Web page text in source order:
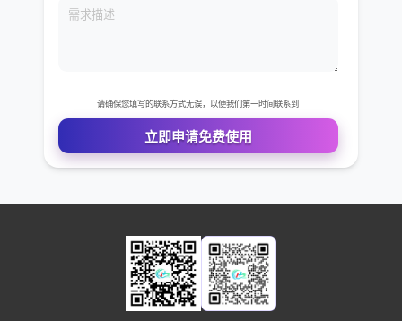
公司名称
请确保您填写的联系方式无误，以便我们第一时间联系到